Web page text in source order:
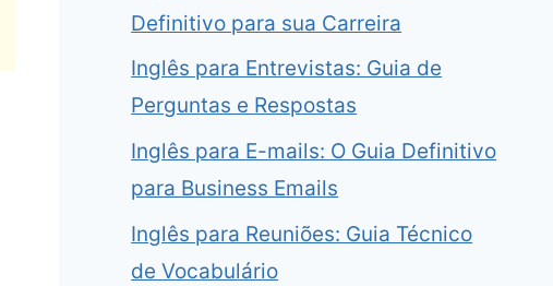
Definitivo para sua Carreira
Inglês para Entrevistas: Guia de
Perguntas e Respostas
Inglês para E-mails: O Guia Definitivo
para Business Emails
Inglês para Reuniões: Guia Técnico
de Vocabulário